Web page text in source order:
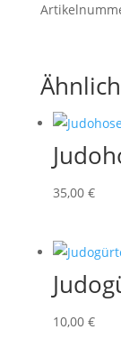
35,00 €
10,00 €